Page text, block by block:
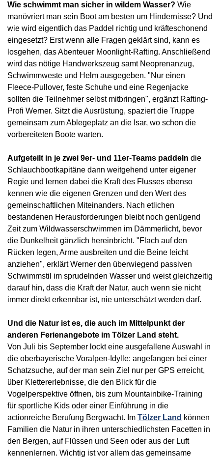
Wie schwimmt man sicher in wildem Wasser? Wie
manövriert man sein Boot am besten um Hindernisse? Und
wie wird eigentlich das Paddel richtig und kräfteschonend
eingesetzt? Erst wenn alle Fragen geklärt sind, kann es
losgehen, das Abenteuer Moonlight-Rafting. Anschließend
wird das nötige Handwerkszeug samt Neoprenanzug,
Schwimmweste und Helm ausgegeben. "Nur einen
Fleece-Pullover, feste Schuhe und eine Regenjacke
sollten die Teilnehmer selbst mitbringen", ergänzt Rafting-
Profi Werner. Sitzt die Ausrüstung, spaziert die Truppe
gemeinsam zum Ablegeplatz an die Isar, wo schon die
vorbereiteten Boote warten.
Aufgeteilt in je zwei 9er- und 11er-Teams paddeln die
Schlauchbootkapitäne dann weitgehend unter eigener
Regie und lernen dabei die Kraft des Flusses ebenso
kennen wie die eigenen Grenzen und den Wert des
gemeinschaftlichen Miteinanders. Nach etlichen
bestandenen Herausforderungen bleibt noch genügend
Zeit zum Wildwasserschwimmen im Dämmerlicht, bevor
die Dunkelheit gänzlich hereinbricht. "Flach auf den
Rücken legen, Arme ausbreiten und die Beine leicht
anziehen", erklärt Werner den überwiegend passiven
Schwimmstil im sprudelnden Wasser und weist gleichzeitig
darauf hin, dass die Kraft der Natur, auch wenn sie nicht
immer direkt erkennbar ist, nie unterschätzt werden darf.
Und die Natur ist es, die auch im Mittelpunkt der
anderen Ferienangebote im Tölzer Land steht.
Von Juli bis September lockt eine ausgefallene Auswahl in
die oberbayerische Voralpen-Idylle: angefangen bei einer
Schatzsuche, auf der man sein Ziel nur per GPS erreicht,
über Klettererlebnisse, die den Blick für die
Vogelperspektive öffnen, bis zum Mountainbike-Training
für sportliche Kids oder einer Einführung in die
actionreiche Berufung Bergwacht. Im Tölzer Land können
Familien die Natur in ihren unterschiedlichsten Facetten in
den Bergen, auf Flüssen und Seen oder aus der Luft
kennenlernen. Wichtig ist vor allem das gemeinsame